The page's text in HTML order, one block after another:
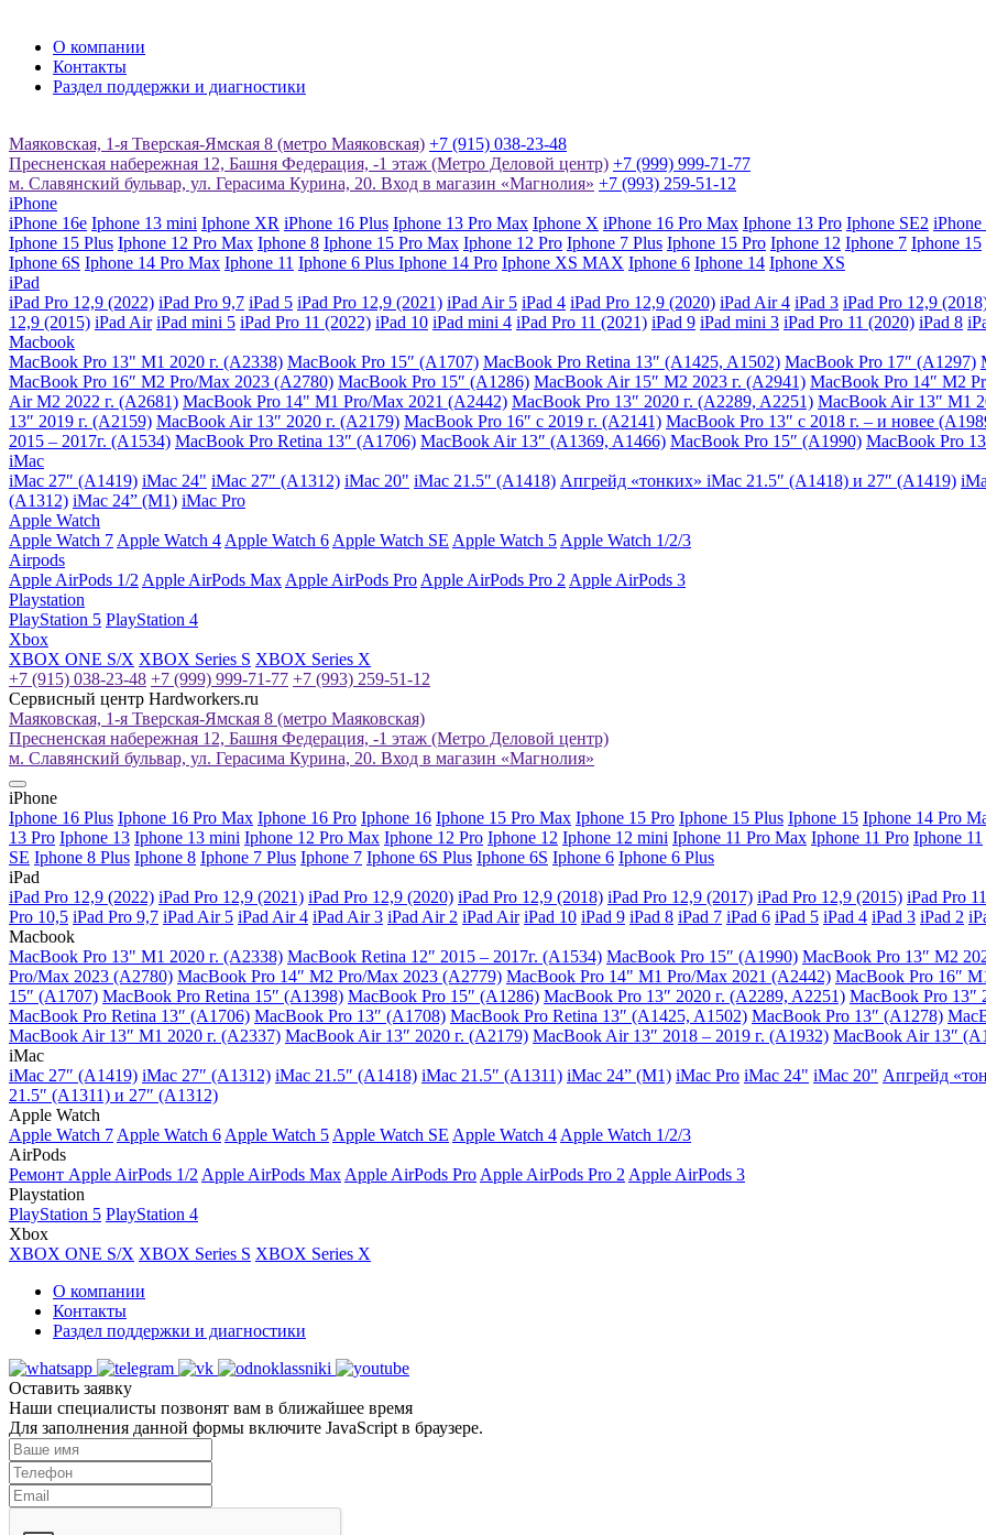
О компании
Контакты
Раздел поддержки и диагностики
Маяковская, 1-я Тверская-Ямская 8 (метро Маяковская) +7 (915) 038-23-48
Пресненская набережная 12, Башня Федерация, -1 этаж (Метро Деловой центр) +7 (999) 999-71-77
м. Славянский бульвар, ул. Герасима Курина, 20. Вход в магазин «Магнолия» +7 (993) 259-51-12
iPhone
iPhone 16e Iphone 13 mini Iphone XR iPhone 16 Plus Iphone 13 Pro Max Iphone X iPhone 16 Pro Max Iphone 13 Pro Iphone SE2 iPhone
Iphone 15 Plus Iphone 12 Pro Max Iphone 8 Iphone 15 Pro Max Iphone 12 Pro Iphone 7 Plus Iphone 15 Pro Iphone 12 Iphone 7 Iphone 15
Iphone 6S Iphone 14 Pro Max Iphone 11 Iphone 6 Plus Iphone 14 Pro Iphone XS MAX Iphone 6 Iphone 14 Iphone XS
iPad
iPad Pro 12,9 (2022) iPad Pro 9,7 iPad 5 iPad Pro 12,9 (2021) iPad Air 5 iPad 4 iPad Pro 12,9 (2020) iPad Air 4 iPad 3 iPad Pro 12,9
12,9 (2015) iPad Air iPad mini 5 iPad Pro 11 (2022) iPad 10 iPad mini 4 iPad Pro 11 (2021) iPad 9 iPad mini 3 iPad Pro 11 (2020) iPad 8
Macbook
MacBook Pro 13" M1 2020 г. (A2338) MacBook Pro 15″ (A1707) MacBook Pro Retina 13″ (A1425, A1502) MacBook Pro 17″ (A1297)
MacBook Pro 16″ M2 Pro/Max 2023 (A2780) MacBook Pro 15″ (A1286) MacBook Air 15″ M2 2023 г. (A2941) MacBook Pro 14″ M2
Air M2 2022 г. (A2681) MacBook Pro 14" M1 Pro/Max 2021 (A2442) MacBook Pro 13″ 2020 г. (A2289, A2251) MacBook Air 13″ M1
13″ 2019 г. (A2159) MacBook Air 13″ 2020 г. (A2179) MacBook Pro 16″ с 2019 г. (A2141) MacBook Pro 13″ с 2018 г. – и новее
2015 – 2017г. (A1534) MacBook Pro Retina 13″ (A1706) MacBook Air 13″ (A1369, A1466) MacBook Pro 15″ (A1990) MacBook Pro
iMac
iMac 27″ (A1419) iMac 24" iMac 27″ (A1312) iMac 20" iMac 21.5″ (A1418) Апгрейд «тонких» iMac 21.5″ (A1418) и 27″ (A1419)
(A1312) iMac 24” (M1) iMac Pro
Apple Watch
Apple Watch 7 Apple Watch 4 Apple Watch 6 Apple Watch SE Apple Watch 5 Apple Watch 1/2/3
Airpods
Apple AirPods 1/2 Apple AirPods Max Apple AirPods Pro Apple AirPods Pro 2 Apple AirPods 3
Playstation
PlayStation 5 PlayStation 4
Xbox
XBOX ONE S/X XBOX Series S XBOX Series X
+7 (915) 038-23-48 +7 (999) 999-71-77 +7 (993) 259-51-12
Сервисный центр Hardworkers.ru
Маяковская, 1-я Тверская-Ямская 8 (метро Маяковская)
Пресненская набережная 12, Башня Федерация, -1 этаж (Метро Деловой центр)
м. Славянский бульвар, ул. Герасима Курина, 20. Вход в магазин «Магнолия»
iPhone
Iphone 16 Plus Iphone 16 Pro Max Iphone 16 Pro Iphone 16 Iphone 15 Pro Max Iphone 15 Pro Iphone 15 Plus Iphone 15 Iphone 14 Pro
13 Pro Iphone 13 Iphone 13 mini Iphone 12 Pro Max Iphone 12 Pro Iphone 12 Iphone 12 mini Iphone 11 Pro Max Iphone 11 Pro Iphone 11
SE Iphone 8 Plus Iphone 8 Iphone 7 Plus Iphone 7 Iphone 6S Plus Iphone 6S Iphone 6 Iphone 6 Plus
iPad
iPad Pro 12,9 (2022) iPad Pro 12,9 (2021) iPad Pro 12,9 (2020) iPad Pro 12,9 (2018) iPad Pro 12,9 (2017) iPad Pro 12,9 (2015) iPad Pro
Pro 10,5 iPad Pro 9,7 iPad Air 5 iPad Air 4 iPad Air 3 iPad Air 2 iPad Air iPad 10 iPad 9 iPad 8 iPad 7 iPad 6 iPad 5 iPad 4 iPad 3 iPad 2
Macbook
MacBook Pro 13" M1 2020 г. (A2338) MacBook Retina 12″ 2015 – 2017г. (A1534) MacBook Pro 15″ (A1990) MacBook Pro 13″ M2
Pro/Max 2023 (A2780) MacBook Pro 14″ M2 Pro/Max 2023 (A2779) MacBook Pro 14" M1 Pro/Max 2021 (A2442) MacBook Pro 16″
15″ (A1707) MacBook Pro Retina 15″ (A1398) MacBook Pro 15″ (A1286) MacBook Pro 13″ 2020 г. (A2289, A2251) MacBook Pro 13″
MacBook Pro Retina 13″ (A1706) MacBook Pro 13″ (A1708) MacBook Pro Retina 13″ (A1425, A1502) MacBook Pro 13″ (A1278)
MacBook Air 13″ M1 2020 г. (A2337) MacBook Air 13″ 2020 г. (A2179) MacBook Air 13″ 2018 – 2019 г. (A1932) MacBook Air 13″
iMac
iMac 27″ (A1419) iMac 27″ (A1312) iMac 21.5″ (A1418) iMac 21.5″ (A1311) iMac 24” (M1) iMac Pro iMac 24" iMac 20" Апгрейд
21.5″ (A1311) и 27″ (A1312)
Apple Watch
Apple Watch 7 Apple Watch 6 Apple Watch 5 Apple Watch SE Apple Watch 4 Apple Watch 1/2/3
AirPods
Ремонт Apple AirPods 1/2 Apple AirPods Max Apple AirPods Pro Apple AirPods Pro 2 Apple AirPods 3
Playstation
PlayStation 5 PlayStation 4
Xbox
XBOX ONE S/X XBOX Series S XBOX Series X
О компании
Контакты
Раздел поддержки и диагностики
Оставить заявку
Наши специалисты позвонят вам в ближайшее время
Для заполнения данной формы включите JavaScript в браузере.